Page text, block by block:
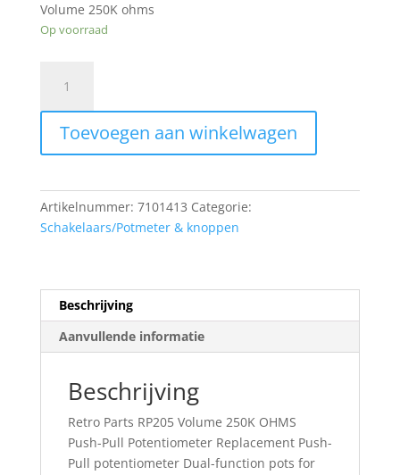
Volume 250K ohms
Op voorraad
Parts
RP205
Volume
250K
Push-
Pull
Potentiometer
Toevoegen aan winkelwagen
Artikelnummer: 7101413 Categorie:
Schakelaars/Potmeter & knoppen
Beschrijving
Aanvullende informatie
Beschrijving
Retro Parts RP205 Volume 250K OHMS
Push-Pull Potentiometer Replacement Push-
Pull potentiometer Dual-function pots for